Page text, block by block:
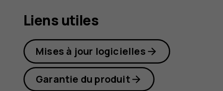
Plus
Liens utiles
Mises à jour logicielles
Garantie du produit